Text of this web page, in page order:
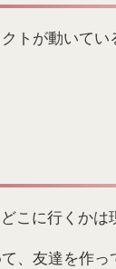
トが動いて
こに行くかは
、友達を作っ